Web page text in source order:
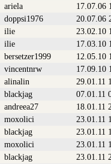
ariela 17.07.06
doppsi1976 20.07.06
ilie 23.02.10
ilie 17.03.10
bersetzer1999 12.05.10
vincentnrw 17.09.10
alinalin 29.01.11
blackjag 07.01.11
andreea27 18.01.11
moxolici 23.01.11
blackjag 23.01.11
moxolici 23.01.11
blackjag 23.01.11